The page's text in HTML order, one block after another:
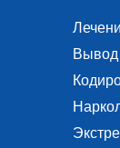
Вывод